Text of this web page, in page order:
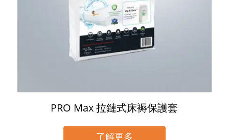
PRO Max 拉鏈式床褥保護套
了解更多